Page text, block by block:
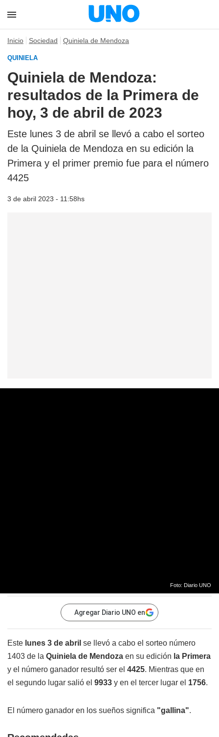
Inicio Sociedad Quiniela de Mendoza
QUINIELA
Quiniela de Mendoza:
resultados de la Primera de
hoy, 3 de abril de 2023
Este lunes 3 de abril se llevó a cabo el sorteo
de la Quiniela de Mendoza en su edición la
Primera y el primer premio fue para el número
4425
3 de abril 2023 - 11:58hs
Foto: Diario UNO
Agregar Diario UNO en
Este lunes 3 de abril se llevó a cabo el sorteo número
1403 de la Quiniela de Mendoza en su edición la Primera
y el número ganador resultó ser el 4425. Mientras que en
el segundo lugar salió el 9933 y en el tercer lugar el 1756.
El número ganador en los sueños significa "gallina".